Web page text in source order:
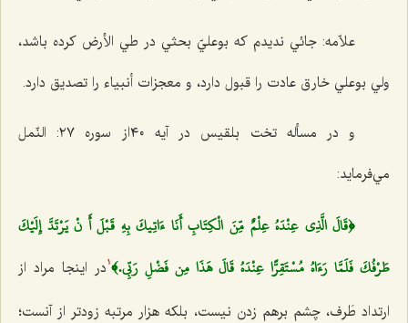
علاّمه: جائي نديدم كه بوعليّ بحثي در طي الأرض كرده باشد،
ولي بوعلي خارق عادت را قبول دارد، و معجزات أنبياء را تصديق دارد.
و در مسأله تخت بلقيس در آيه ٤٠از سوره ٢٧: النّمل
مي‌فرمايد:
﴿قَالَ الَّذِي عِنْدَهُ عِلْمٌ مِّنَ الْكِتَابِ أَنَا ءَ‌اتِيكَ بِهِ قَبْلَ أَ نْ يَرْتَدَّ إِلَيْكَ
طَرْفُكَ فَلَمَّا رَءَ‌اهُ مُسْتَقِرًّا عِنْدَهُ قَالَ هَذَا مِن فَضْلِ رَبِّي.﴾1 در اينجا مراد از
ارتداد طَرف، چشم برهم زدن نيست، بلكه هزار مرتبه زودتر از آنست؛